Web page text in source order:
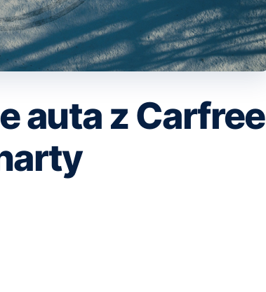
auta z Carfree